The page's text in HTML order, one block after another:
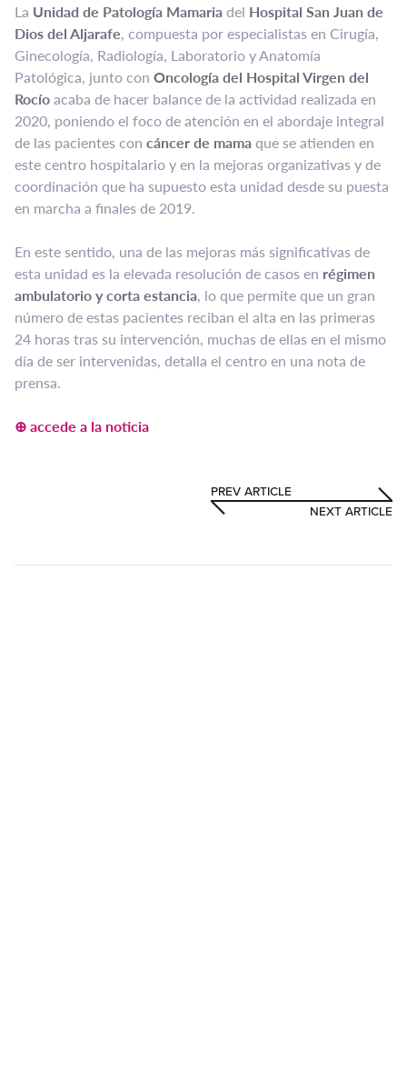
La Unidad de Patología Mamariadel Hospital San Juan de
Dios del Aljarafe, compuesta por especialistas en Cirugía,
Ginecología, Radiología, Laboratorio y Anatomía
Patológica, junto con Oncología del Hospital Virgen del
Rocíoacaba de hacer balance de la actividad realizada en
2020, poniendo el foco de atención en el abordaje integral
de las pacientes con cáncer de mamaque se atienden en
este centro hospitalario y en la mejoras organizativas y de
coordinación que ha supuesto esta unidad desde su puesta
en marcha a finales de 2019.
En este sentido, una de las mejoras más significativas de
esta unidad es la elevada resolución de casos en régimen
ambulatorio y corta estancia, lo que permite que un gran
número de estas pacientes reciban el alta en las primeras
24 horas tras su intervención, muchas de ellas en el mismo
día de ser intervenidas, detalla el centro en una nota de
prensa.
⊕ accede a la noticia
PREV ARTICLE
NEXT ARTICLE